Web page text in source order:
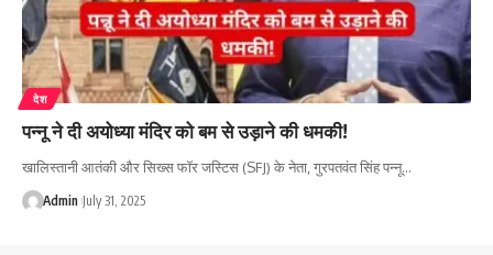
देश
पन्नू ने दी अयोध्या मंदिर को बम से उड़ाने की धमकी!
खालिस्तानी आतंकी और सिख्स फॉर जस्टिस (SFJ) के नेता, गुरपतवंत सिंह पन्नू…
Admin July 31, 2025